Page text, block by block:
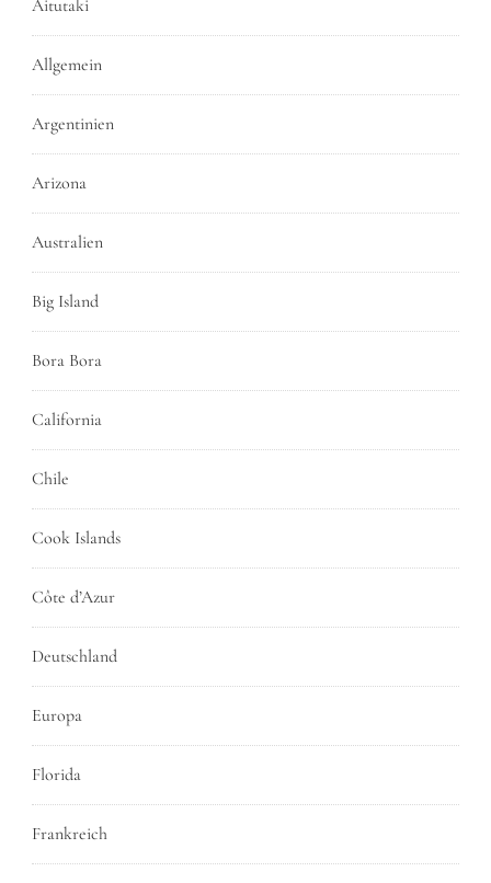
Aitutaki
Allgemein
Argentinien
Arizona
Australien
Big Island
Bora Bora
California
Chile
Cook Islands
Côte d’Azur
Deutschland
Europa
Florida
Frankreich